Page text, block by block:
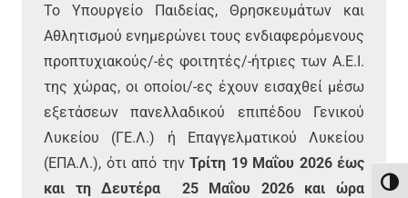
Το Υπουργείο Παιδείας, Θρησκευμάτων και
Αθλητισμού ενημερώνει τους ενδιαφερόμενους
προπτυχιακούς/-ές φοιτητές/-ήτριες των Α.Ε.Ι.
της χώρας, οι οποίοι/-ες έχουν εισαχθεί μέσω
εξετάσεων πανελλαδικού επιπέδου Γενικού
Λυκείου (ΓΕ.Λ.) ή Επαγγελματικού Λυκείου
(ΕΠΑ.Λ.), ότι από την Τρίτη 19 Μαΐου 2026 έως
και τη Δευτέρα 25 Μαΐου 2026 και ώρα